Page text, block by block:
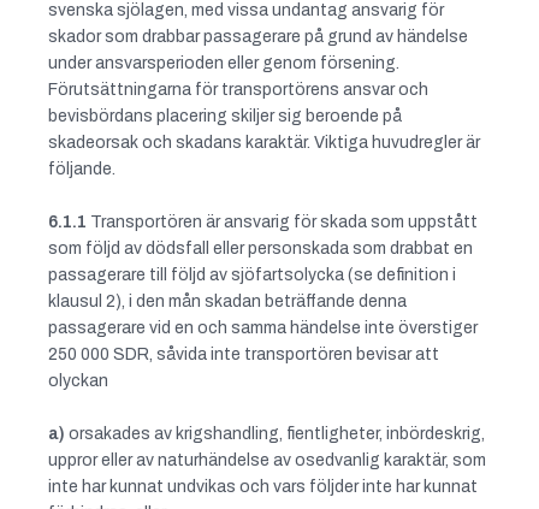
svenska sjölagen, med vissa undantag ansvarig för
skador som drabbar passagerare på grund av händelse
under ansvarsperioden eller genom försening.
Förutsättningarna för transportörens ansvar och
bevisbördans placering skiljer sig beroende på
skadeorsak och skadans karaktär. Viktiga huvudregler är
följande.
6.1.1 Transportören är ansvarig för skada som uppstått
som följd av dödsfall eller personskada som drabbat en
passagerare till följd av sjöfartsolycka (se definition i
klausul 2), i den mån skadan beträffande denna
passagerare vid en och samma händelse inte överstiger
250 000 SDR, såvida inte transportören bevisar att
olyckan
a) orsakades av krigshandling, fientligheter, inbördeskrig,
uppror eller av naturhändelse av osedvanlig karaktär, som
inte har kunnat undvikas och vars följder inte har kunnat